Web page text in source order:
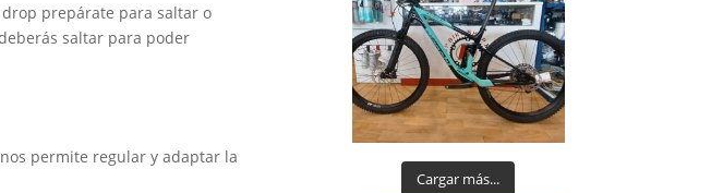
prepárate para saltar o
saltar para poder
permite regular y adaptar la
Cargar más...